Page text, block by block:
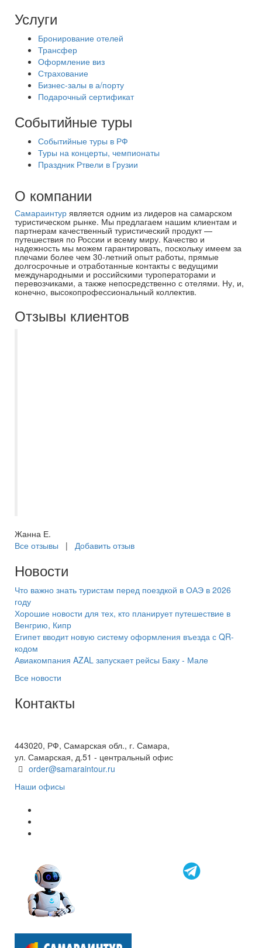
Услуги
Бронирование отелей
Трансфер
Оформление виз
Страхование
Бизнес-залы в а/порту
Подарочный сертификат
Событийные туры
Событийные туры в РФ
Туры на концерты, чемпионаты
Праздник Ртвели в Грузии
О компании
Самараинтур является одним из лидеров на самарском
туристическом рынке. Мы предлагаем нашим клиентам и
партнерам качественный туристический продукт —
путешествия по России и всему миру. Качество и
надежность мы можем гарантировать, поскольку имеем за
плечами более чем 30-летний опыт работы, прямые
долгосрочные и отработанные контакты с ведущими
международными и российскими туроператорами и
перевозчиками, а также непосредственно с отелями. Ну, и,
конечно, высокопрофессиональный коллектив.
Отзывы клиентов
Жанна Е.
Все отзывы | Добавить отзыв
Новости
Что важно знать туристам перед поездкой в ОАЭ в 2026
году
Хорошие новости для тех, кто планирует путешествие в
Венгрию, Кипр
Египет вводит новую систему оформления въезда с QR-
кодом
Авиакомпания AZAL запускает рейсы Баку - Мале
Все новости
Контакты
443020, РФ, Самарская обл., г. Самара,
ул. Самарская, д.51 - центральный офис
order@samaraintour.ru
Наши офисы